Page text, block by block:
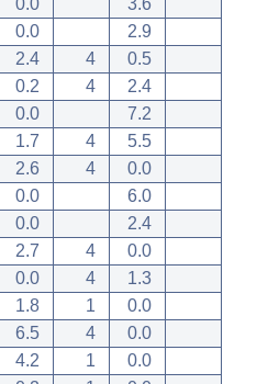
0.0
3.6
0.0
2.9
2.4 4
0.5
0.2 4
2.4
0.0
7.2
1.7 4
5.5
2.6 4
0.0
0.0
6.0
0.0
2.4
2.7 4
0.0
0.0 4
1.3
1.8 1
0.0
6.5 4
0.0
4.2 1
0.0